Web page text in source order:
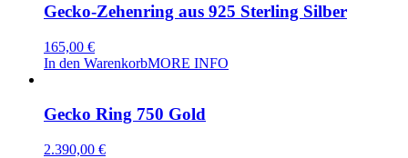
Gecko-Zehenring aus 925 Sterling Silber
165,00 €
In den WarenkorbMORE INFO
Gecko Ring 750 Gold
2.390,00 €